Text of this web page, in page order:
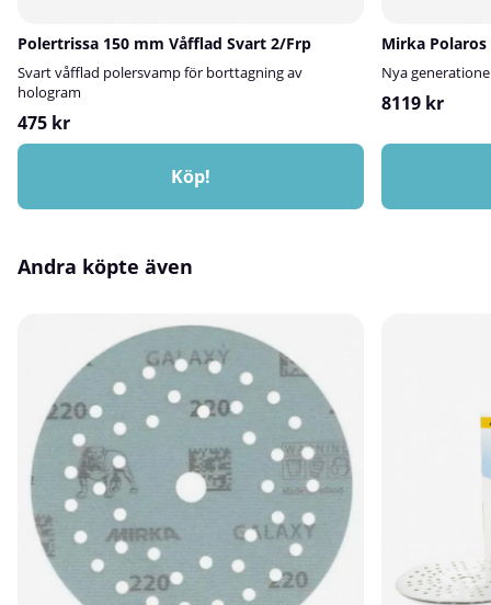
Polertrissa 150 mm Våfflad Svart 2/Frp
Svart våfflad polersvamp för borttagning av
hologram
475 kr
Köp!
Mirka Polaros
Nya
8119 kr
Andra köpte även